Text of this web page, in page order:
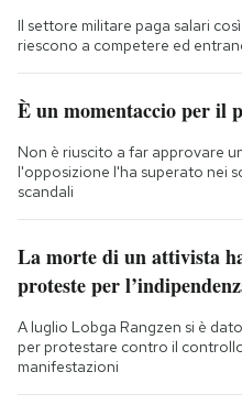
Il settore militare paga salari
riescono a competere ed
È un momentaccio per il
Non è riuscito a far approvare
l'opposizione l'ha superato nei
scandali
La morte di un attivista
proteste per
A luglio Lobga Rangzen si è
per protestare contro il
manifestazioni